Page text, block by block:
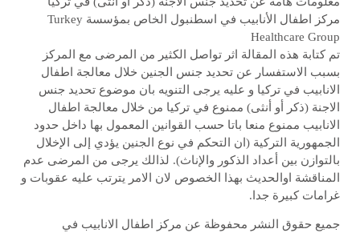
مركز اطفال الأنابيب في اسطنبول الخاص بمؤسسة Turkey
Healthcare Group
تم كتابة هذه المقالة اثر تواصل الكثير من المرضى مع المركز
بسبب الاستفسار عن تحديد جنس الجنين خلال معالجة اطفال
الانابيب في تركيا و عليه يرجى التنويه بان موضوع تحديد جنس
الاجنة (ذكر أو أنثى) ممنوع في تركيا من خلال معالجة اطفال
الانابيب ممنوع منعا باتا حسب القوانين المعمول بها داخل حدود
الجمهورية التركية (ان التحكم في نوع الجنين يؤدي إلى الإخلال
بالتوازن بين أعداد الذكور والإناث). لذالك يرجى من المرضى عدم
المناقشة اوالحديث بهذا الخصوص لان الامر يترتب عليه عقوبات و
غرامات كبيرة جدا.
جميع حقوق النشر محفوظة عن مركز اطفال الانابيب في